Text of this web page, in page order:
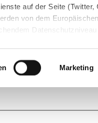
auf der Seite (Twitter,
von dem Europäischen
Datenschutzniveau
Marketing
mit Ihrem Wissen anderen